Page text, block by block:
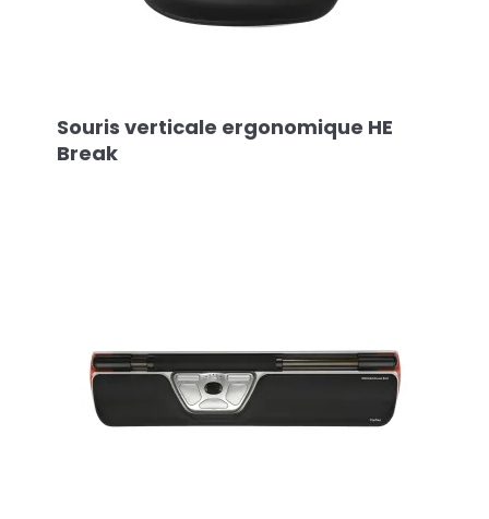
Souris verticale ergonomique HE
Break